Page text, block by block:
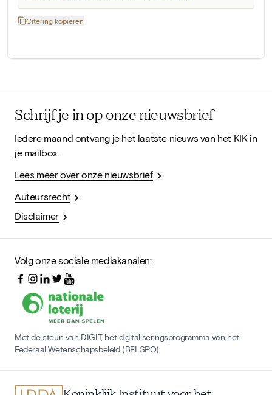
Citering kopiëren
Schrijf je in op onze nieuwsbrief
Iedere maand ontvang je het laatste nieuws van het KIK in
je mailbox.
Lees meer over onze nieuwsbrief
Auteursrecht
Disclaimer
Volg onze sociale mediakanalen:
Met de steun van DIGIT, het digitaliseringsprogramma van het
Federaal Wetenschapsbeleid (BELSPO)